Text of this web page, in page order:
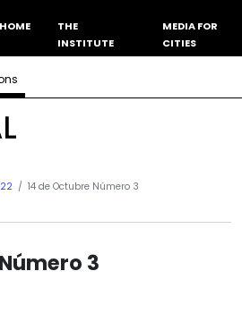
HOME
THE
INSTITUTE
MEDIA FOR
CITIES
14 de Octubre Número 3
3